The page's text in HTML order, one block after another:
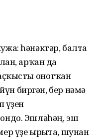
һәнәктәр, балта
арҡан да
онот­ҡан
биргән, бер нәмә
үҙен
Эшләһәң, эш
үҙе ырғыта, шунан